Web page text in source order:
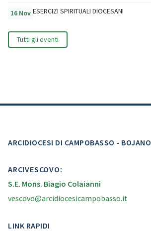
16 Nov ESERCIZI SPIRITUALI DIOCESANI
Tutti gli eventi
ARCIDIOCESI DI CAMPOBASSO - BOJANO
ARCIVESCOVO:
S.E. Mons. Biagio Colaianni
vescovo@arcidiocesicampobasso.it
LINK RAPIDI